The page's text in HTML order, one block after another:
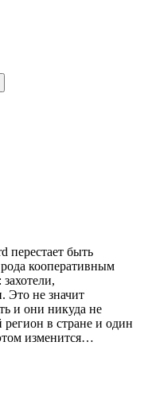
перестает быть
кооперативным
Это не значит
и они никуда не
регион в стране и один
изменится…